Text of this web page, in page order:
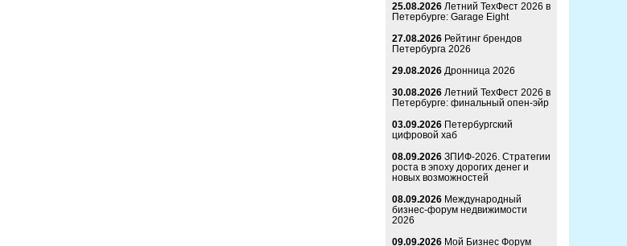
25.08.2026 Летний ТехФест 2026 в
Петербурге: Garage Eight
27.08.2026 Рейтинг брендов
Петербурга 2026
29.08.2026 Дронница 2026
30.08.2026 Летний ТехФест 2026 в
Петербурге: финальный опен-эйр
03.09.2026 Петербургский
цифровой хаб
08.09.2026 ЗПИФ-2026. Стратегии
роста в эпоху дорогих денег и
новых возможностей
08.09.2026 Международный
бизнес-форум недвижимости
2026
09.09.2026 Мой Бизнес Форум